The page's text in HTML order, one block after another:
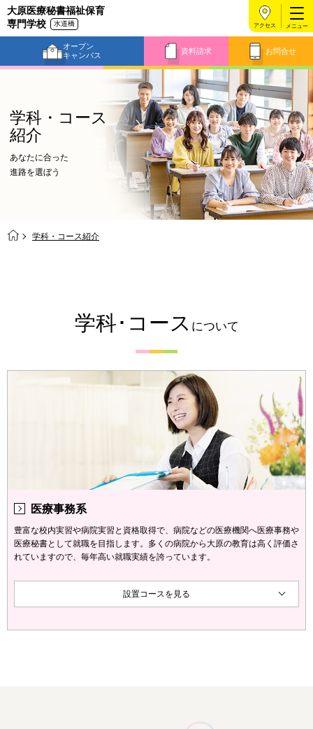
大原医療秘書福祉保育
専門学校
水道橋
オープン
キャンパス
資料請求 お問合せ
アクセス
学科・コース
紹介
あなたに合った
進路を選ぼう
学科・コース紹介
学科･コース について
医療事務系
豊富な校内実習や病院実習と資格取得で、病院などの医療機関へ医療事務や
医療秘書として就職を目指します。多くの病院から大原の教育は高く評価さ
れていますので、毎年高い就職実績を誇っています。
設置コースを見る